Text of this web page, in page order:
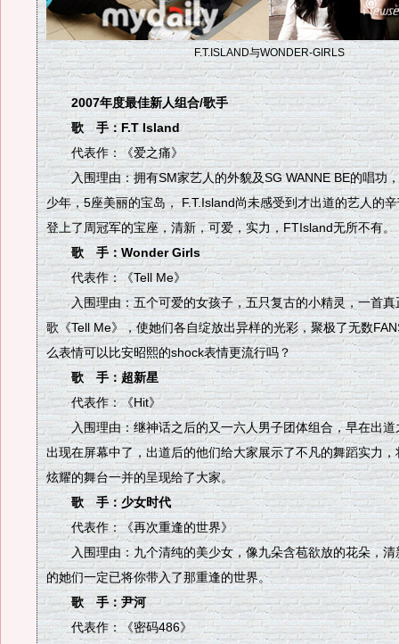
F.T.ISLAND与WONDER-GIRLS
2007年度最佳新人组合/歌手
歌 手：F.T Island
代表作：《爱之痛》
入围理由：拥有SM家艺人的外貌及SG WANNE BE的唱功
少年，5座美丽的宝岛， F.T.Island尚未感受到才出道的艺人的
登上了周冠军的宝座，清新，可爱，实力，FTIsland无所不有。
歌 手：Wonder Girls
代表作：《Tell Me》
入围理由：五个可爱的女孩子，五只复古的小精灵，一首真
歌《Tell Me》，使她们各自绽放出异样的光彩，聚极了无数
么表情可以比安昭熙的shock表情更流行吗？
歌 手：超新星
代表作：《Hit》
入围理由：继神话之后的又一六人男子团体组合，早在出道
出现在屏幕中了，出道后的他们给大家展示了不凡的舞蹈实力
炫耀的舞台一并的呈现给了大家。
歌 手：少女时代
代表作：《再次重逢的世界》
入围理由：九个清纯的美少女，像九朵含苞欲放的花朵，清
的她们一定已将你带入了那重逢的世界。
歌 手：尹河
代表作：《密码486》